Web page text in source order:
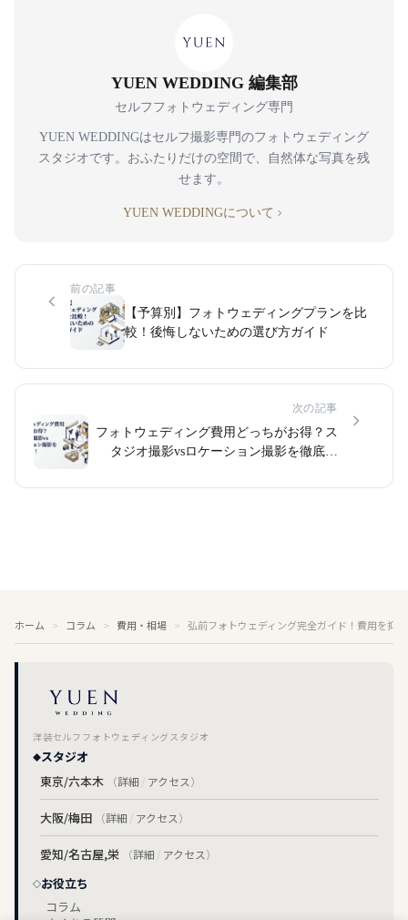
YUEN WEDDING 編集部
セルフフォトウェディング専門
YUEN WEDDINGはセルフ撮影専門のフォトウェディング
スタジオです。おふたりだけの空間で、自然体な写真を残
せます。
YUEN WEDDINGについて
前の記事
【予算別】フォトウェディングプランを比
較！後悔しないための選び方ガイド
次の記事
フォトウェディング費用どっちがお得？ス
タジオ撮影vsロケーション撮影を徹底比
ホーム コラム 費用・相場 弘前フォトウェディング完全ガイド！費用を抑
洋装セルフフォトウェディングスタジオ
スタジオ
東京/六本木
（詳細 / アクセス）
大阪/梅田 （詳細 / アクセス）
愛知/名古屋,栄 （詳細 / アクセス）
お役立ち
コラム